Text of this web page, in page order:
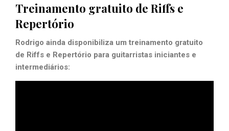
Treinamento gratuito de Riffs e
Repertório
Rodrigo ainda disponibiliza um treinamento gratuito
de Riffs e Repertório para guitarristas iniciantes e
intermediários: